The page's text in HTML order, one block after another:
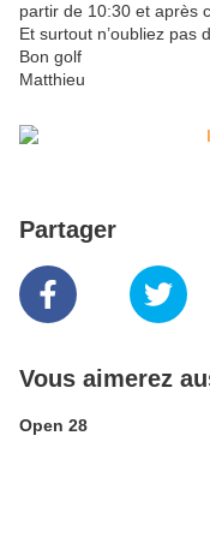
partir de 10:30 et après
Et surtout n’oubliez pas
Bon golf
Matthieu
Partager
Vous aimerez
Open 28